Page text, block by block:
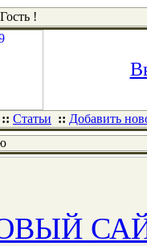
!
:: Статьи :: Добавить